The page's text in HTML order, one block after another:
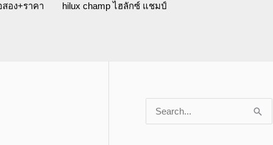
อง+ราคา hilux champ ไฮลักซ์ แชมป์